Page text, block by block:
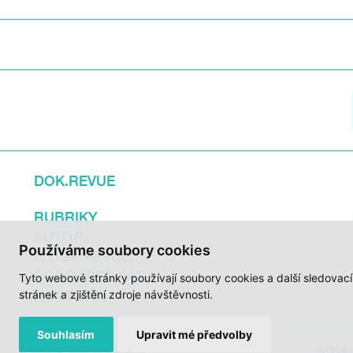
Používáme soubory cookies
Tyto webové stránky používají soubory cookies a další
stránek a zjištění zdroje návštěvnosti.
Souhlasím Upravit mé předvolby
DOK.REVUE
RUBRIKY
O DOK.REVUE
PODPOŘTE NÁS
KONTAKTY
© 2012 – 2026 DOC.DREAM